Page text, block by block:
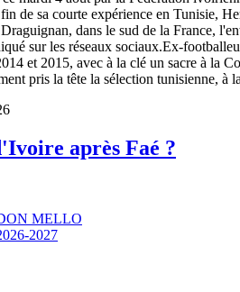
de sa courte expérience en Tunisie,
dans le sud de la France,
sur les réseaux sociaux.Ex-
et 2015, avec à la clé un sacre à la
pris la tête la sélection tunisienne, à
après Faé ?
MELLO
2027